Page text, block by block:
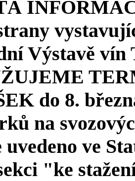
Výstavě vín
do 8.
na
ve
"ke